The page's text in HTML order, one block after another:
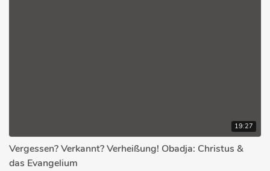
19:27
Vergessen? Verkannt? Verheißung! Obadja: Christus &
das Evangelium